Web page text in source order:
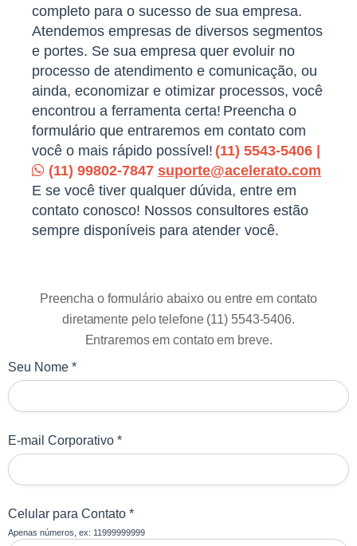
completo para o sucesso de sua empresa.
Atendemos empresas de diversos segmentos
e portes. Se sua empresa quer evoluir no
processo de atendimento e comunicação, ou
ainda, economizar e otimizar processos, você
encontrou a ferramenta certa! Preencha o
formulário que entraremos em contato com
você o mais rápido possível! (11) 5543-5406 |
(11) 99802-7847 suporte@acelerato.com
E se você tiver qualquer dúvida, entre em
contato conosco! Nossos consultores estão
sempre disponíveis para atender você.
Preencha o formulário abaixo ou entre em contato
diretamente pelo telefone (11) 5543-5406.
Entraremos em contato em breve.
Seu Nome *
E-mail Corporativo *
Celular para Contato *
Apenas números, ex: 11999999999